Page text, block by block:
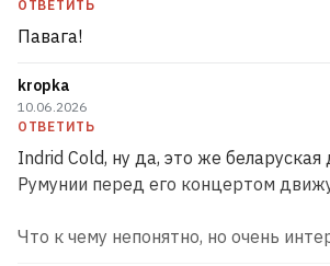
ОТВЕТИТЬ
Павага!
kropka
10.06.2026
ОТВЕТИТЬ
Indrid Cold, ну да, это же беларуская
Румунии перед его концертом
Что к чему непонятно, но очень